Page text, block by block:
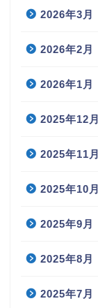
2026年3月
2026年2月
2026年1月
2025年12月
2025年11月
2025年10月
2025年9月
2025年8月
2025年7月